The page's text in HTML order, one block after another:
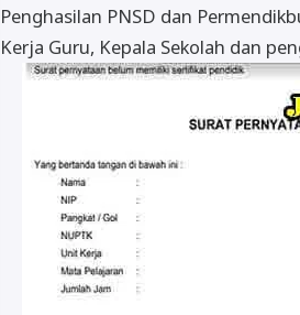
Penghasilan PNSD dan
Kerja Guru, Kepala Sekolah dan